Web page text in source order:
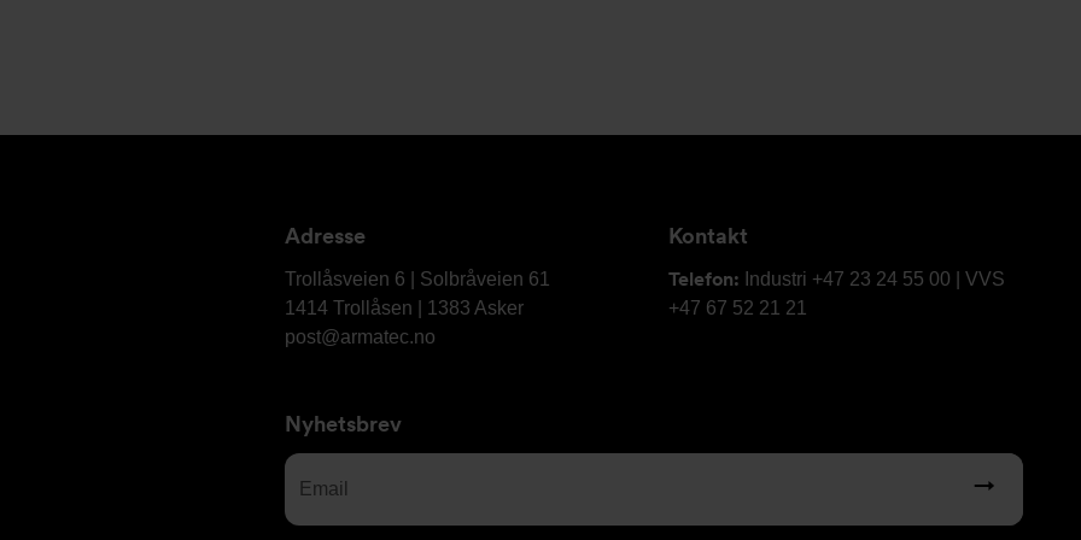
Adresse
Armatec
Trollåsveien 6 | Solbråveien 61
1414 Trollåsen | 1383 Asker
post@armatec.no
Kontakt
Telefon: Industri +47 23 24 55 00 | VVS
+47 67 52 21 21
Nyhetsbrev
Email
(Required)